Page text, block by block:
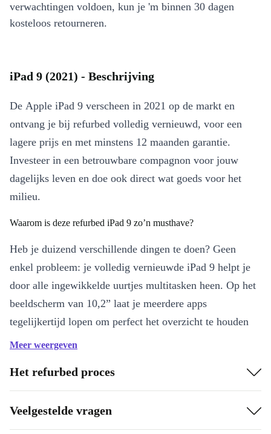
verwachtingen voldoen, kun je 'm binnen 30 dagen
kosteloos retourneren.
iPad 9 (2021) - Beschrijving
De Apple iPad 9 verscheen in 2021 op de markt en
ontvang je bij refurbed volledig vernieuwd, voor een
lagere prijs en met minstens 12 maanden garantie.
Investeer in een betrouwbare compagnon voor jouw
dagelijks leven en doe ook direct wat goeds voor het
milieu.
Waarom is deze refurbed iPad 9 zo’n musthave?
Heb je duizend verschillende dingen te doen? Geen
enkel probleem: je volledig vernieuwde iPad 9 helpt je
door alle ingewikkelde uurtjes multitasken heen. Op het
beeldscherm van 10,2” laat je meerdere apps
tegelijkertijd lopen om perfect het overzicht te houden
over alles waar je mee bezig bent. De extreem krachtige
het apparaat nodig heeft om ieder taakje in een fractie
van een seconde uit te voeren.
Meer weergeven
Het refurbed proces
Veelgestelde vragen